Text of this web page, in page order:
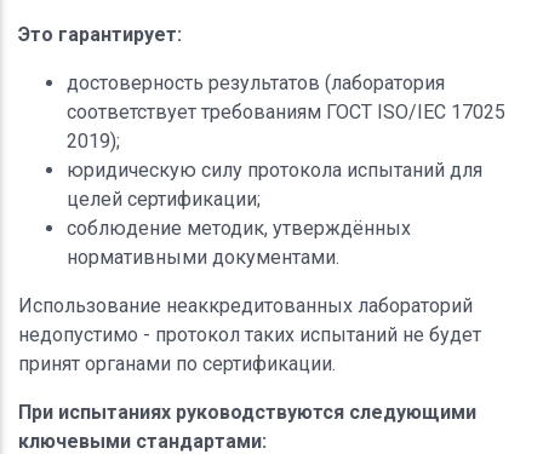
Это гарантирует:
достоверность результатов (лаборатория
соответствует требованиям ГОСТ ISO/IEC 17025
2019);
юридическую силу протокола испытаний для
целей сертификации;
соблюдение методик, утверждённых
нормативными документами.
Использование неаккредитованных лабораторий
недопустимо - протокол таких испытаний не будет
принят органами по сертификации.
При испытаниях руководствуются следующими
ключевыми стандартами: